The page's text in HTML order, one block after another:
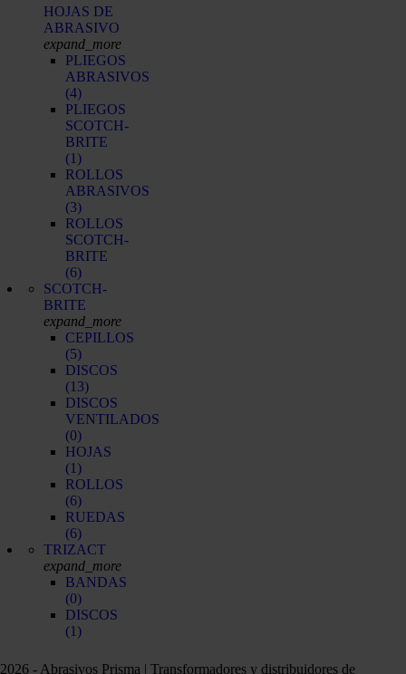
HOJAS DE
ABRASIVO
expand_more
PLIEGOS
ABRASIVOS
(4)
PLIEGOS
SCOTCH-
BRITE
(1)
ROLLOS
ABRASIVOS
(3)
ROLLOS
SCOTCH-
BRITE
(6)
SCOTCH-
BRITE
expand_more
CEPILLOS
(5)
DISCOS
(13)
DISCOS
VENTILADOS
(0)
HOJAS
(1)
ROLLOS
(6)
RUEDAS
(6)
TRIZACT
expand_more
BANDAS
(0)
DISCOS
(1)
2026 - Abrasivos Prisma | Transformadores y distribuidores de